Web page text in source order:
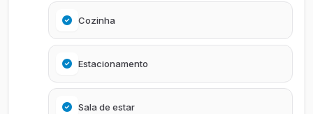
Cozinha
Estacionamento
Sala de estar